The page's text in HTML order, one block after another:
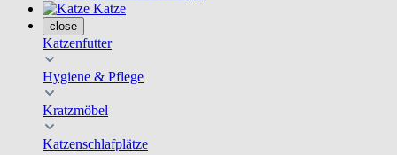
Katze
close
Katzenfutter
Hygiene & Pflege
Kratzmöbel
Katzenschlafplätze